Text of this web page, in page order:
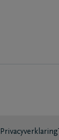
Privacyverklaring